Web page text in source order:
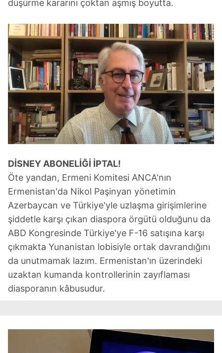
düşürme kararını çoktan aşmış boyutta.
DİSNEY ABONELİĞİ İPTAL!
Öte yandan, Ermeni Komitesi ANCA'nın
Ermenistan'da Nikol Paşinyan yönetimin
Azerbaycan ve Türkiye'yle uzlaşma girişimlerine
şiddetle karşı çıkan diaspora örgütü olduğunu da
ABD Kongresinde Türkiye'ye F-16 satışına karşı
çıkmakta Yunanistan lobisiyle ortak davrandığını
da unutmamak lazım. Ermenistan'ın üzerindeki
uzaktan kumanda kontrollerinin zayıflaması
diasporanın kâbusudur.